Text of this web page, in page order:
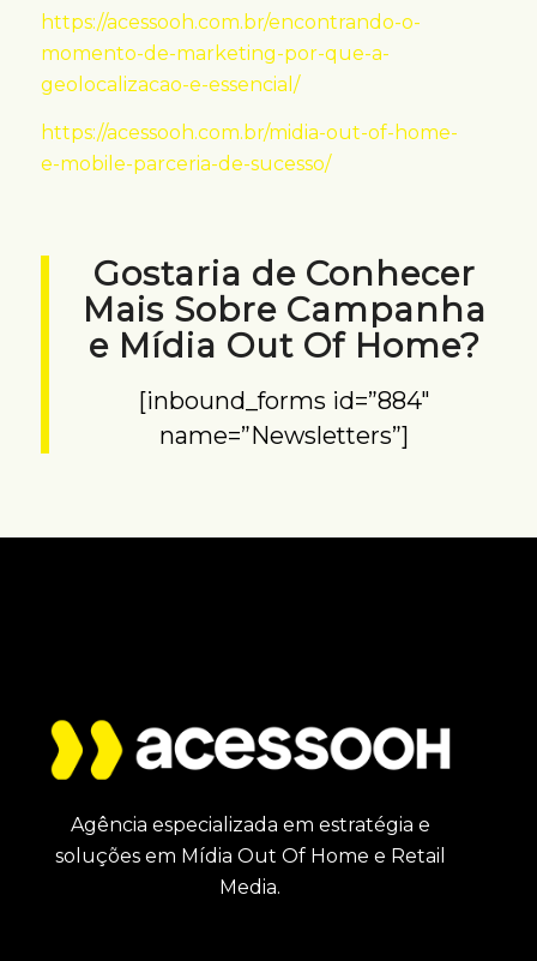
https://acessooh.com.br/encontrando-o-
momento-de-marketing-por-que-a-
geolocalizacao-e-essencial/
https://acessooh.com.br/midia-out-of-home-
e-mobile-parceria-de-sucesso/
Gostaria de Conhecer
Mais Sobre Campanha
e Mídia Out Of Home?
[inbound_forms id=”884″
name=”Newsletters”]
Agência especializada em estratégia e
soluções em Mídia Out Of Home e Retail
Media.